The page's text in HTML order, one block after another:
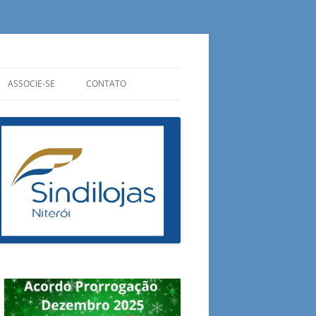
DO CONSUMIDOR
ASSOCIE-SE
PREENCHA SUA FICHA
E AGORA?
CONTATO